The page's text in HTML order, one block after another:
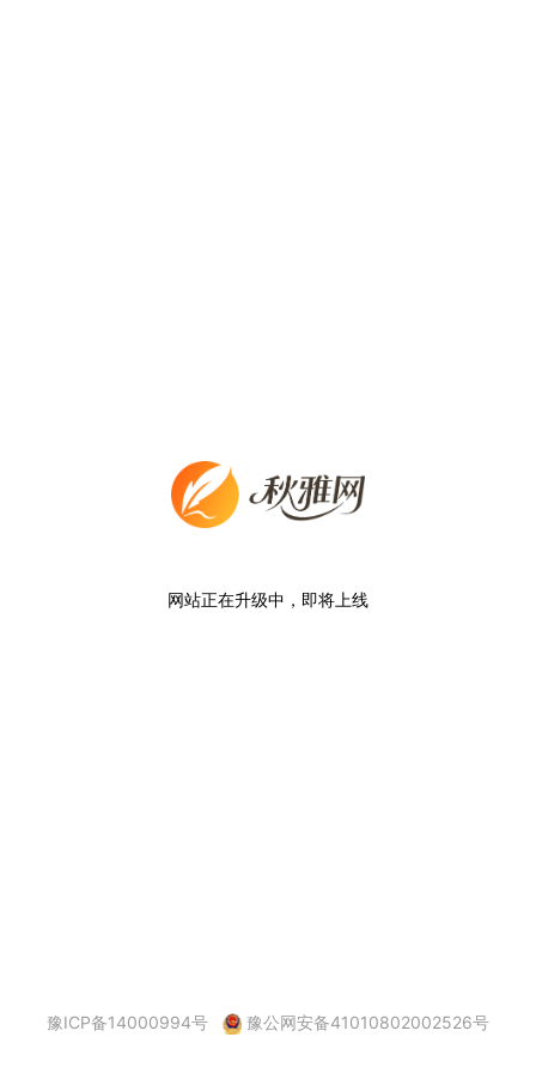
网站正在升级中，即将上线
豫ICP备14000994号 豫公网安备41010802002526号